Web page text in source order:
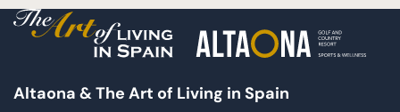
Altaona & The Art of Living in Spain